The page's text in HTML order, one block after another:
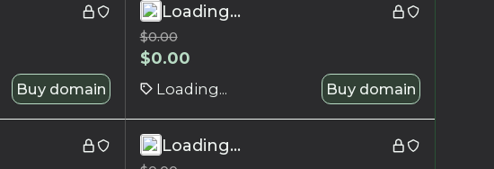
Buy domain
Loading...
$0.00
$0.00
Loading... Buy domain
Loading...